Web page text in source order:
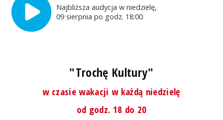
Najbliższa audycja w niedzielę,
09 sierpnia po godz. 18:00
"Trochę Kultury"
w czasie wakacji w każdą niedzielę
od godz. 18 do 20